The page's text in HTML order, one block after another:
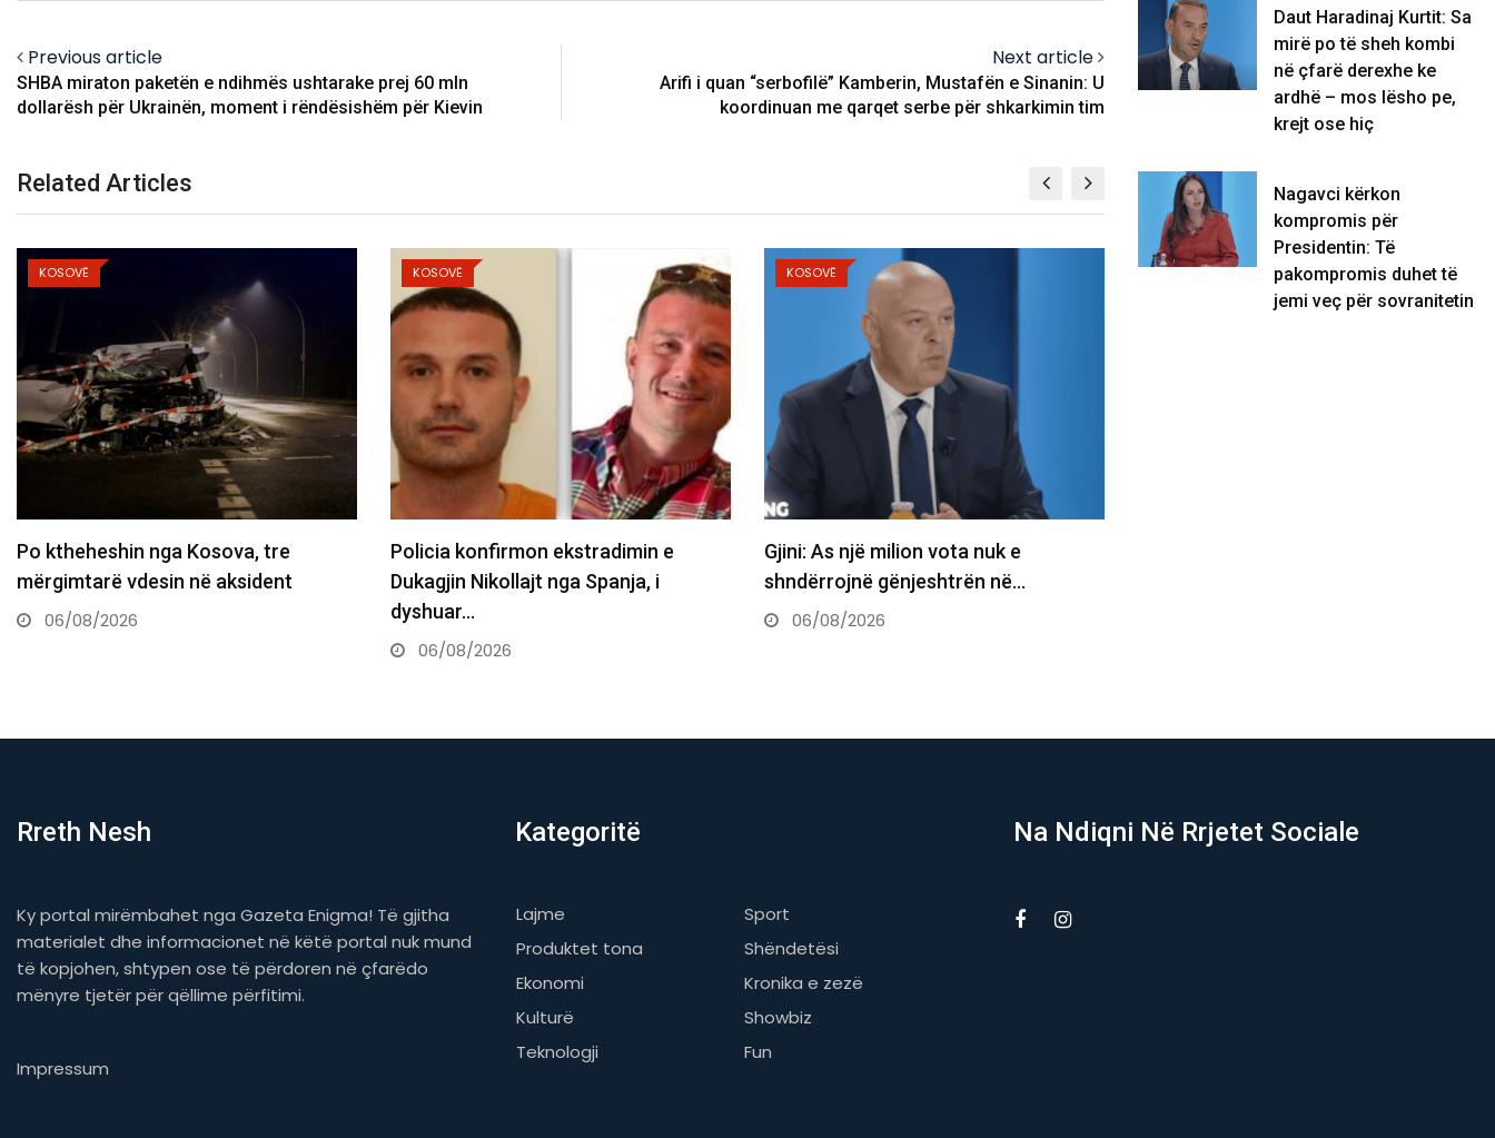
Previous article
SHBA miraton paketën e ndihmës ushtarake prej 60 mln
dollarësh për Ukrainën, moment i rëndësishëm për Kievin
Next article
Arifi i quan “serbofilë” Kamberin, Mustafën e Sinanin: U
koordinuan me qarqet serbe për shkarkimin tim
Related Articles
KOSOVË
Policia konfirmon ekstradimin e
Dukagjin Nikollajt nga Spanja, i
dyshuar…
KOSOVË
Gjini: As një milion vota nuk e
shndërrojnë gënjeshtrën në…
06/08/2026
KOSOVË
Nagavci kërkon kompromis për
Presidentin: Të pakompromis duhet
të jemi…
KOSOVË
Daut Haradinaj Kurtit: Sa
mirë po të sheh kombi
në çfarë derexhe ke
ardhë – mos lësho pe,
krejt ose hiç
Nagavci kërkon
kompromis për
Presidentin: Të
pakompromis duhet të
jemi veç për sovranitetin
Rreth Nesh
Ky portal mirëmbahet nga Gazeta Enigma! Të gjitha
materialet dhe informacionet në këtë portal nuk mund
të kopjohen, shtypen ose të përdoren në çfarëdo
mënyre tjetër për qëllime përfitimi.
Impressum
Kategoritë
Lajme
Sport
Produktet tona
Shëndetësi
Ekonomi
Kronika e zezë
Kulturë
Showbiz
Teknologji
Fun
Na Ndiqni Në Rrjetet Sociale